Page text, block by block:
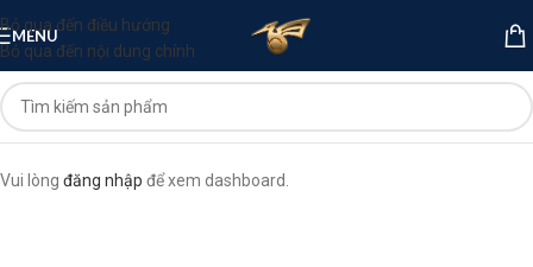
Bỏ qua đến điều hướng
Bỏ qua đến nội dung chính
MENU
Vui lòng đăng nhập để xem dashboard.